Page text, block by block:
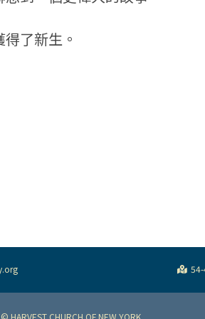
了新生。
HARVEST CHURCH OF NEW YORK